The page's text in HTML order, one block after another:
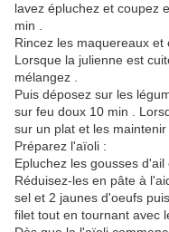
lavez épluchez et coupez
min .
Rincez les maquereaux et
Lorsque la julienne est
mélangez .
Puis déposez sur les
sur feu doux 10 min .
sur un plat et les maintenir
Préparez l'aïoli :
Epluchez les gousses d'ail
Réduisez-les en pâte à
sel et 2 jaunes d'oeufs
filet tout en tournant avec